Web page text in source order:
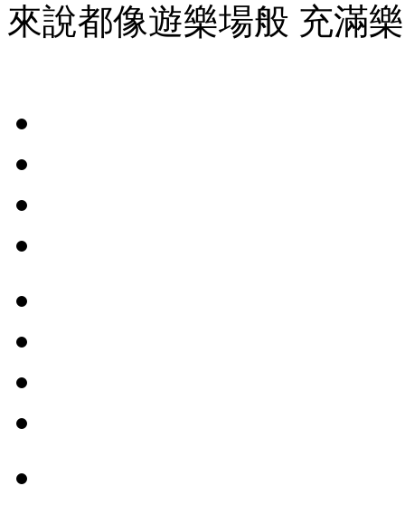
來說都像遊樂場般 充滿